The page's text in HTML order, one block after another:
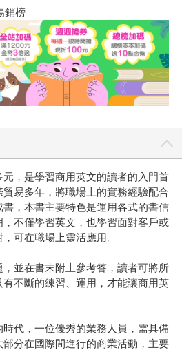
銷榜
，是學習商用英文的讀者的入門首
易多年，將職場上的實務經驗配合
，本書主要特色是運用各式的書信
不僅學習英文，也學習面對客戶或
可在職場上靈活應用。
並在書末附上參考答，讀者可將所
不斷的練習、運用，才能讓商用英
代，一位優秀的業務人員，需具備
分在國際間進行的商業活動，主要